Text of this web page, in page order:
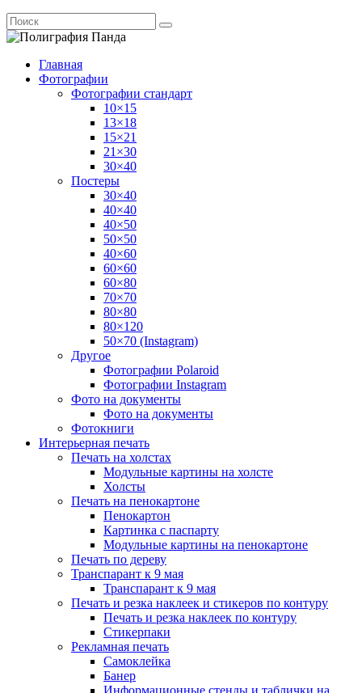
Главная
Фотографии
Фотографии стандарт
10×15
13×18
15×21
21×30
30×40
Постеры
30×40
40×40
40×50
50×50
40×60
60×60
60×80
70×70
80×80
80×120
50×70 (Instagram)
Другое
Фотографии Polaroid
Фотографии Instagram
Фото на документы
Фото на документы
Фотокниги
Интерьерная печать
Печать на холстах
Модульные картины на холсте
Холсты
Печать на пенокартоне
Пенокартон
Картинка с паспарту
Модульные картины на пенокартоне
Печать по дереву
Транспарант к 9 мая
Транспарант к 9 мая
Печать и резка наклеек и стикеров по контуру
Печать и резка наклеек по контуру
Стикерпаки
Рекламная печать
Самоклейка
Банер
Информационные стенды и таблички на